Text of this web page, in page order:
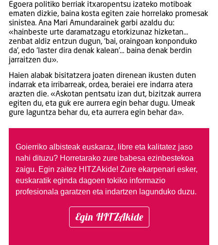
Egoera politiko berriak itxaropentsu izateko motiboak
ematen dizkie, baina kosta egiten zaie horrelako promesak
sinistea. Ana Mari Amundarainek garbi azaldu du:
«hainbeste urte daramatzagu etorkizunaz hizketan…
zenbat aldiz entzun dugun, ‘bai, oraingoan konponduko
da’, edo ‘laster dira denak kalean’… baina denak berdin
jarraitzen du».
Haien alabak bisitatzera joaten direnean ikusten duten
indarrak eta irribarreak, ordea, beraiei ere indarra atera
arazten die. «Askotan pentsatu izan dut, bizitzak aurrera
egiten du, eta guk ere aurrera egin behar dugu. Umeak
gure laguntza behar du, eta aurrera egin behar da».
Goierriko albisteak euskaraz, libre eta kalitatez jaso
nahi dituzu? Horretarako zure babesa ezinbestekoa
zaigu. Egin zaitez HITZAkide! Zure ekarpenari esker,
euskaratik eginda dagoen tokiko informazio
profesionala garatzen eta indartzen lagunduko duzu.
Egin HITZAkide